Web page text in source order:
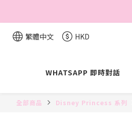
繁體中文 HKD
WHATSAPP 即時對話
全部商品 Disney Princess 系列